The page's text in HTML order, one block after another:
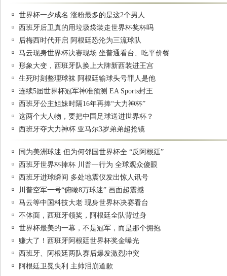
世界杯一夕成名 涨粉最多的是这2个男人
西班牙后卫真的用垃圾袋装走世界杯奖杯吗
后梅西时代开启 阿根廷恐沦为三流球队
马云现身世界杯决赛现场 坐普通看台、吃平价餐
形象大变，西班牙队换上大牌新西装进王宫
生死时刻整理球袜 阿根廷输球头号罪人是他
连续5届世界杯冠军神准预测 EA Sports封王
西班牙公主姐妹时隔16年再捧“大力神杯”
这两个大人物，要把中国足球送进世界杯？
西班牙夺大力神杯 亚马尔3岁弟弟超抢镜
同为美洲球迷 但为何邻国世界杯全 “反阿根廷”
西班牙世界杯捧杯 川普一行为 全球观众傻眼
西班牙进球瞬间 多处地震仪发出惊人讯号
川普空军一号“俯瞰8万球迷” 画面超震撼
马云等中国科技大老 现身世界杯决赛看台
不体面，西班牙领奖，阿根廷全队背过身
世界杯最美的一幕，不是冠军，而是那个拥抱
赚大了！西班牙阿根廷世界杯奖金曝光
西班牙、阿根廷两队赛后爆发激烈冲突
阿根廷卫冕失利 主帅泪崩道歉